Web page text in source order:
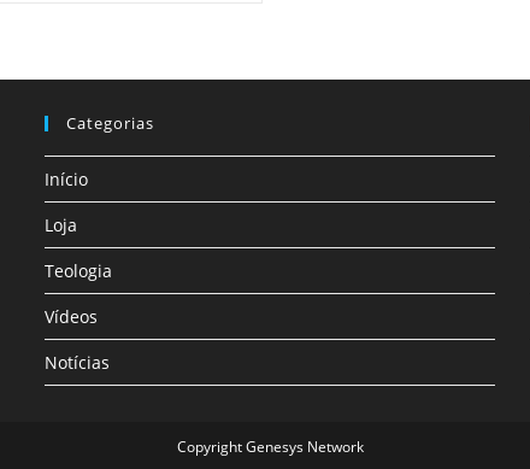
Categorias
Início
Loja
Teologia
Vídeos
Notícias
Copyright Genesys Network